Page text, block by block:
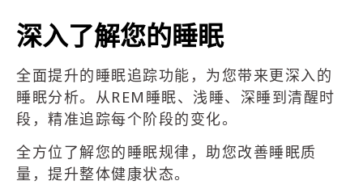
深入了解您的睡眠
全面提升的睡眠追踪功能，为您带来更深入的
睡眠分析。从REM睡眠、浅睡、深睡到清醒时
段，精准追踪每个阶段的变化。
全方位了解您的睡眠规律，助您改善睡眠质
量，提升整体健康状态。